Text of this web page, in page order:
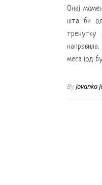
Онај
шта би
тренутку
меса (од
ByJovanka